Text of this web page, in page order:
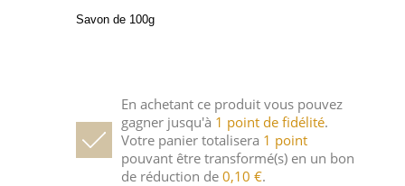
Savon de 100g
En achetant ce produit vous pouvez
gagner jusqu'à 1 point de fidélité.
Votre panier totalisera 1 point
pouvant être transformé(s) en un bon
de réduction de 0,10 €.